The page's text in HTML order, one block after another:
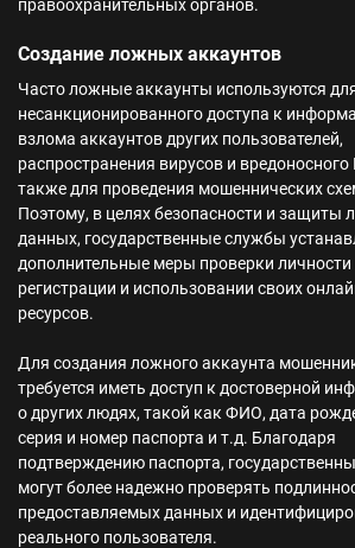
правоохранительных органов.
Создание ложных аккаунтов
Часто ложные аккаунты используются
несанкционированного доступа к
взлома аккаунтов других пользователей,
распространения вирусов и вредоносного
также для проведения мошеннических
Поэтому, в целях безопасности и защиты
данных, государственные службы
дополнительные меры проверки личности
регистрации и использовании своих
ресурсов.
Для создания ложного аккаунта
требуется иметь доступ к достоверной
о других людях, такой как ФИО, дата
серия и номер паспорта и т.д. Благодаря
подтверждению паспорта,
могут более надежно проверять
предоставляемых данных и
реального пользователя.